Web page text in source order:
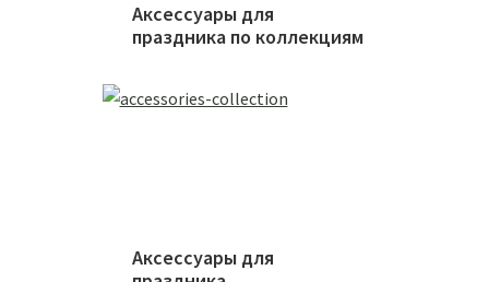
Аксессуары для
праздника по коллекциям
Аксессуары для